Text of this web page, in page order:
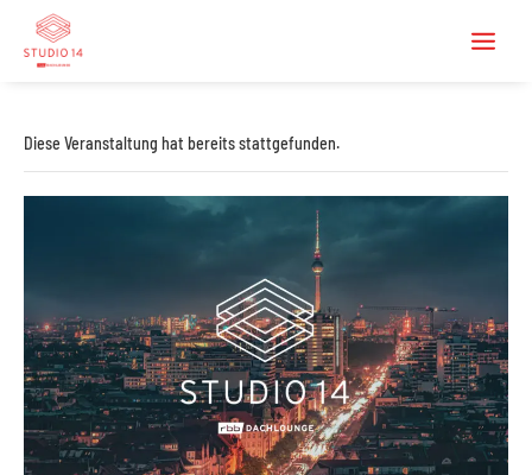
Diese Veranstaltung hat bereits stattgefunden.